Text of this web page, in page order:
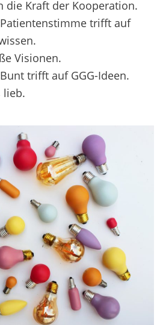
die Kraft der Kooperation.
trifft auf
Visionen.
trifft auf GGG-Ideen.
lieb.